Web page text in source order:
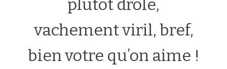
plutot drole,
vachement viril, bref,
bien votre qu’on aime !